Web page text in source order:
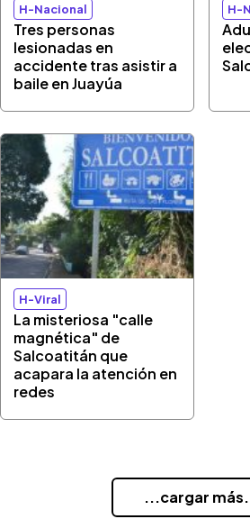
H-Nacional
Tres personas
lesionadas en
accidente tras asistir a
baile en Juayúa
H-
H-Viral
La misteriosa "calle
magnética" de
Salcoatitán que
acapara la atención en
redes
...cargar